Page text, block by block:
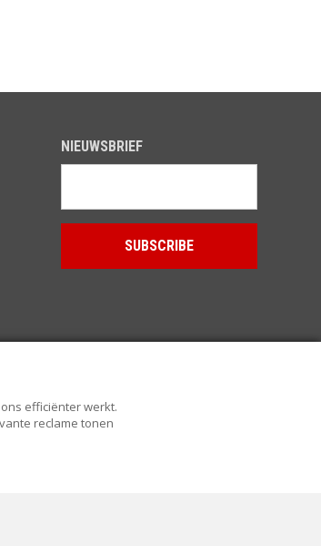
efficiënter werkt.
reclame tonen
NIEUWSBRIEF